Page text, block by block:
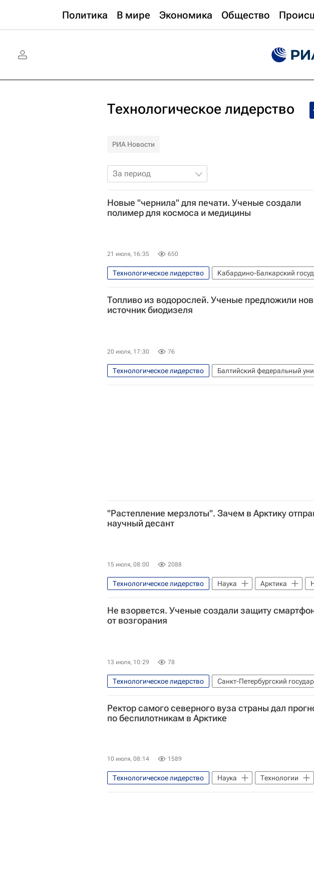
Политика В мире Экономика Общество
Технологическое лидерство
РИА Новости
За период
Новые "чернила" для печати. Ученые создали
полимер для космоса и медицины
21 июля, 16:35 650
Технологическое лидерство
Кабардино-Балкарский
Российские инновации
Топливо из водорослей. Ученые предложили
источник биодизеля
20 июля, 17:30 76
Технологическое лидерство
Балтийский федеральный
Российские инновации
"Растепление мерзлоты". Зачем в Арктику
научный десант
15 июля, 08:00 2088
Технологическое лидерство Наука Арктика
мерзлота
Наука Университетская наука
Не взорвется. Ученые создали защиту
от возгорания
13 июля, 10:29 78
Технологическое лидерство
Санкт-Петербургский
Российский научный фонд
Российские инновации
Безопасность и комфорт среды
Ректор самого северного вуза страны дал
по беспилотникам в Арктике
10 июля, 08:14 1589
Технологическое лидерство Наука Технологии
Беспилотники
Университетская наука Россия